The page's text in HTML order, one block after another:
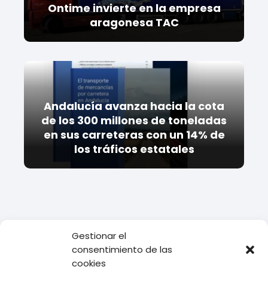
Gestionar el
consentimiento de las
cookies
Ontime invierte en la empresa
aragonesa TAC
Andalucía avanza hacia la cota
de los 300 millones de toneladas
en sus carreteras con un 14% de
los tráficos estatales
Empresas de Logística
funciones de la logística en las empresas comerciales:
optimizando procesos y maximizando beneficios